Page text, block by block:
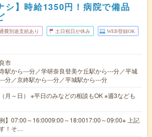
シ】時給1350円！病院で備品
費別途支給あり 土日祝日が休み WEB登録OK
市
駅から---分／学研奈良登美ケ丘駅から---分／平城
分／京終駅から---分／平城駅から---分
月～日） ※平日のみなどの相談もOK ※週3なども
例】07:00～16:0009:00～18:0017:00～09:00※ 上記
！そ…